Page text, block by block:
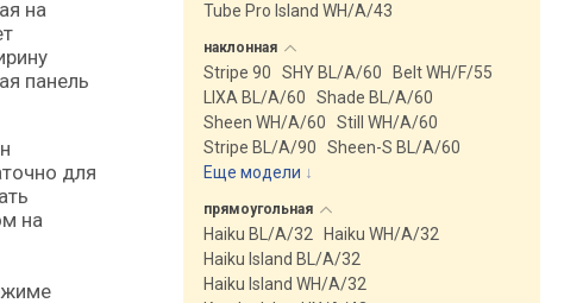
панель
для
на
Tube Pro Island WH/A/43
наклонная
Stripe 90 SHY BL/A/60
Belt WH/F/55
LIXA BL/A/60
Shade BL/A/60
Sheen WH/A/60
Still WH/A/60
Stripe BL/A/90
Sheen-S BL/A/60
Еще модели ↓
прямоугольная
Haiku BL/A/32
Haiku WH/A/32
Haiku Island BL/A/32
Haiku Island WH/A/32